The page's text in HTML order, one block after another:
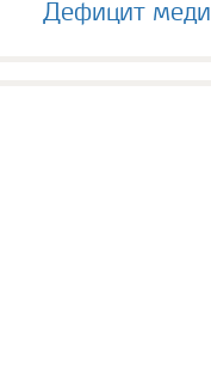
Дефицит меди